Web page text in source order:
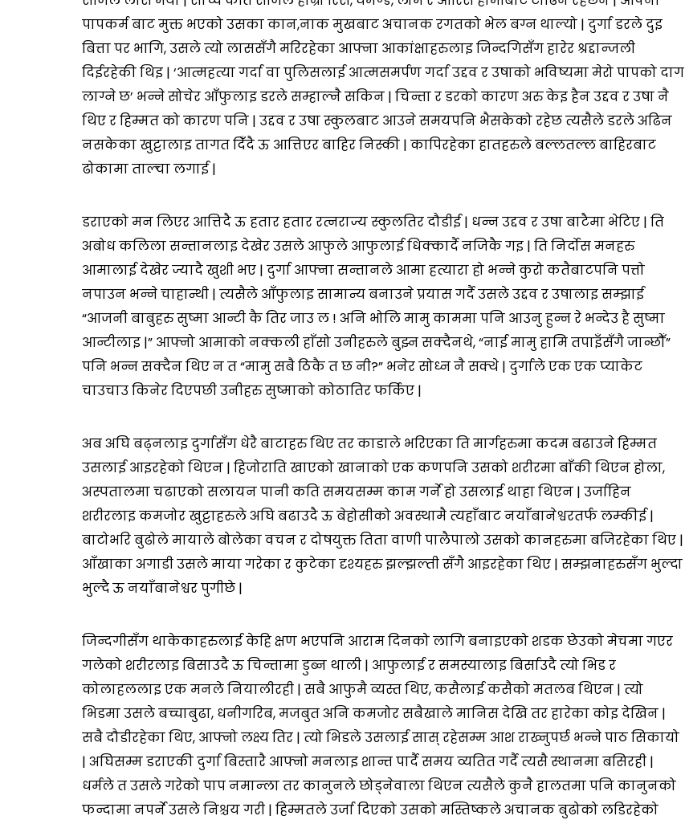
पापकर्म बाट मुक्त भएको उसका कान,नाक मुखबाट अचानक रगतको भेल बग्न थाल्यो | दुर्गा डरले दुइ
बित्ता पर भागि, उसले त्यो लाससँगै मरिरहेका आफ्ना आकांक्षाहरुलाइ जिन्दगिसँग हारेर श्रद्दान्जली
दिईरहेकी थिइ | ‘आत्महत्या गर्दा वा पुलिसलाई आत्मसमर्पण गर्दा उद्दव र उषाको भविष्यमा मेरो पापको दाग
लाग्ने छ’ भन्ने सोचेर आँफुलाइ डरले सम्हाल्नै सकिन | चिन्ता र डरको कारण अरु केइ हैन उद्दव र उषा नै
थिए र हिम्मत को कारण पनि | उद्दव र उषा स्कुलबाट आउने समयपनि भैसकेको रहेछ त्यसैले डरले अढिन
नसकेका खुट्टालाइ तागत दिँदै ऊ आत्तिएर बाहिर निस्की | कापिरहेका हातहरुले बल्लतल्ल बाहिरबाट
ढोकामा ताल्चा लगाई |
डराएको मन लिएर आत्तिदै ऊ हतार हतार रत्नराज्य स्कुलतिर दौडीई | धन्न उद्दव र उषा बाटैमा भेटिए | ति
अबोध कलिला सन्तानलाइ देखेर उसले आफुले आफुलाई धिक्कार्दै नजिकै गइ | ति निर्दोस मनहरु
आमालाई देखेर ज्यादै खुशी भए | दुर्गा आफ्ना सन्तानले आमा हत्यारा हो भन्ने कुरो कतैबाटपनि पत्तो
नपाउन भन्ने चाहान्थी | त्यसैले आँफुलाइ सामान्य बनाउने प्रयास गर्दै उसले उद्दव र उषालाइ सम्झाई
“आजनी बाबुहरु सुष्मा आन्टी कै तिर जाउ ल ! अनि भोलि मामु काममा पनि आउनु हुन्न रे भन्देउ है सुष्मा
आन्टीलाइ |” आफ्नो आमाको नक्कली हाँसो उनीहरुले बुझ्न सक्दैनथे, “नाई मामु हामि तपाइँसँगै जान्छौँ”
पनि भन्न सक्दैन थिए न त “मामु सबै ठिकै त छ नी?” भनेर सोध्न नै सक्थे | दुर्गाले एक एक प्याकेट
चाउचाउ किनेर दिएपछी उनीहरु सुष्माको कोठातिर फर्किए |
अब अघि बढ्नलाइ दुर्गासँग धेरै बाटाहरु थिए तर काडाले भरिएका ति मार्गहरुमा कदम बढाउने हिम्मत
उसलाई आइरहेको थिएन | हिजोराति खाएको खानाको एक कणपनि उसको शरीरमा बाँकी थिएन होला,
अस्पतालमा चढाएको सलायन पानी कति समयसम्म काम गर्ने हो उसलाई थाहा थिएन | उर्जाहिन
शरीरलाइ कमजोर खुट्टाहरुले अघि बढाउदै ऊ बेहोसीको अवस्थामै त्यहाँबाट नयाँबानेश्वरतर्फ लम्कीई |
बाटोभरि बुढोले मायाले बोलेका वचन र दोषयुक्त तिता वाणी पालैपालो उसको कानहरुमा बजिरहेका थिए |
आँखाका अगाडी उसले माया गरेका र कुटेका दृश्यहरु झल्झल्ती सँगै आइरहेका थिए | सम्झनाहरुसँग भुल्दा
भुल्दै ऊ नयाँबानेश्वर पुगीछे |
जिन्दगीसँग थाकेकाहरुलाई केहि क्षण भएपनि आराम दिनको लागि बनाइएको शडक छेउको मेचमा गएर
गलेको शरीरलाइ बिसाउदै ऊ चिन्तामा डुब्न थाली | आफुलाई र समस्यालाइ बिर्साउदै त्यो भिड र
कोलाहललाइ एक मनले नियालीरही | सबै आफुमै व्यस्त थिए, कसैलाई कसैको मतलब थिएन | त्यो
भिडमा उसले बच्चाबुढा, धनीगरिब, मजबुत अनि कमजोर सबैखाले मानिस देखि तर हारेका कोइ देखिन |
सबै दौडीरहेका थिए, आफ्नो लक्ष्य तिर | त्यो भिडले उसलाई सास् रहेसम्म आश राख्नुपर्छ भन्ने पाठ सिकायो
| अघिसम्म डराएकी दुर्गा बिस्तारै आफ्नो मनलाइ शान्त पार्दै समय व्यतित गर्दै त्यसै स्थानमा बसिरही |
धर्मले त उसले गरेको पाप नमान्ला तर कानुनले छोड्नेवाला थिएन त्यसैले कुनै हालतमा पनि कानुनको
फन्दामा नपर्ने उसले निश्चय गरी | हिम्मतले उर्जा दिएको उसको मस्तिष्कले अचानक बुढोको लडिरहेको